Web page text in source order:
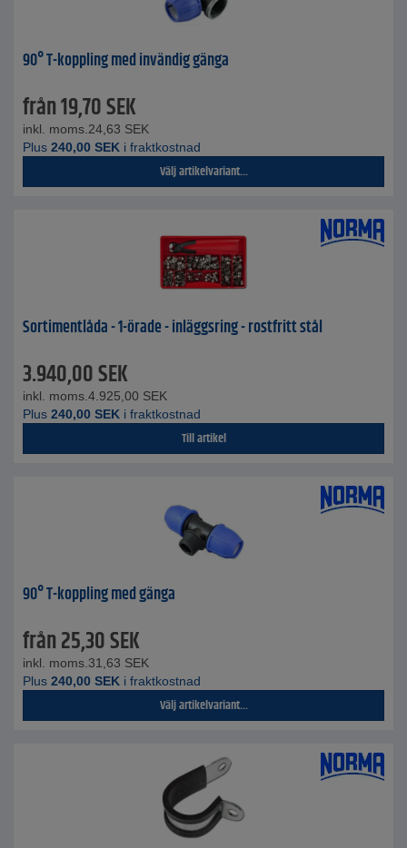
90° T-koppling med invändig gänga
från19,70SEK
inkl. moms. 24,63 SEK
Plus 240,00 SEK i fraktkostnad
Välj artikelvariant...
Sortimentlåda - 1-örade - inläggsring - rostfritt stål
3.940,00SEK
inkl. moms. 4.925,00 SEK
Plus 240,00 SEK i fraktkostnad
Till artikel
90° T-koppling med gänga
från25,30SEK
inkl. moms. 31,63 SEK
Plus 240,00 SEK i fraktkostnad
Välj artikelvariant...